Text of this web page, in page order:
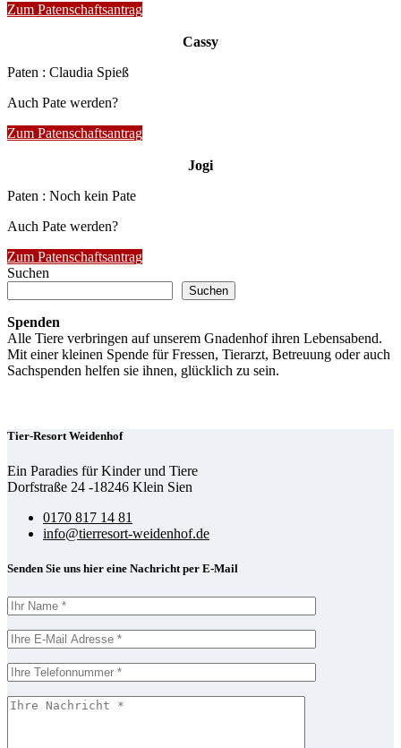
Zum Patenschaftsantrag
Cassy
Paten : Claudia Spieß
Auch Pate werden?
Zum Patenschaftsantrag
Jogi
Paten : Noch kein Pate
Auch Pate werden?
Zum Patenschaftsantrag
Suchen
Suchen
Spenden
Alle Tiere verbringen auf unserem Gnadenhof ihren Lebensabend.
Mit einer kleinen Spende für Fressen, Tierarzt, Betreuung oder auch
Sachspenden helfen sie ihnen, glücklich zu sein.
Tier-Resort Weidenhof
Ein Paradies für Kinder und Tiere
Dorfstraße 24 -18246 Klein Sien
0170 817 14 81
info@tierresort-weidenhof.de
Bitte lasse dieses Feld leer.
Senden Sie uns hier eine Nachricht per E-Mail